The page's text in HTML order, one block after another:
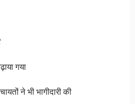
गया
ने भी भागीदारी की